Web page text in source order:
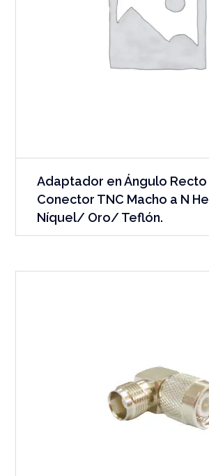
Adaptador en Ángulo
Conector TNC Macho a N
Níquel/ Oro/ Teflón.